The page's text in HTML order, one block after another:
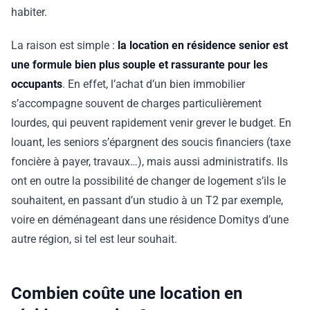
habiter.
La raison est simple : la location en résidence senior est
une formule bien plus souple et rassurante pour les
occupants. En effet, l’achat d’un bien immobilier
s’accompagne souvent de charges particulièrement
lourdes, qui peuvent rapidement venir grever le budget. En
louant, les seniors s’épargnent des soucis financiers (taxe
foncière à payer, travaux…), mais aussi administratifs. Ils
ont en outre la possibilité de changer de logement s’ils le
souhaitent, en passant d’un studio à un T2 par exemple,
voire en déménageant dans une résidence Domitys d’une
autre région, si tel est leur souhait.
Combien coûte une location en